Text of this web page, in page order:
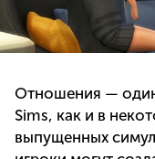
Отношения —
Sims, как и в
выпущенных